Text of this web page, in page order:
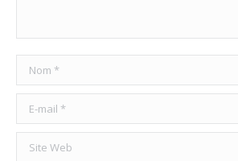
Nom *
E-mail *
Site Web